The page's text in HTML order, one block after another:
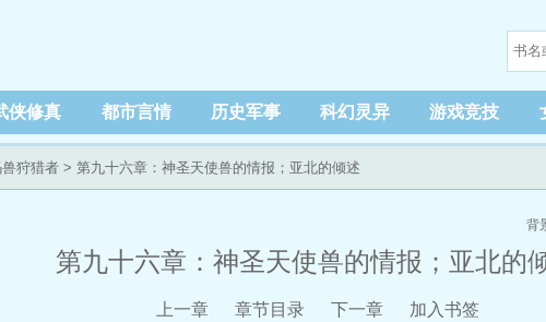
侠修真 都市言情 历史军事 科幻灵异 游戏竞技
狩猎者 > 第九十六章：神圣天使兽的情报；亚北的倾述
背
第九十六章：神圣天使兽的情报；亚北的
上一章 章节目录 下一章 加入书签